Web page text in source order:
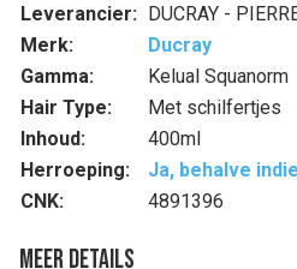
Leverancier: DUCRAY -
Merk:
Ducray
Gamma:
Kelual Squanorm
Hair Type:
Met schilfertjes
Inhoud:
400ml
Herroeping:
Ja, behalve
CNK:
4891396
Meer details